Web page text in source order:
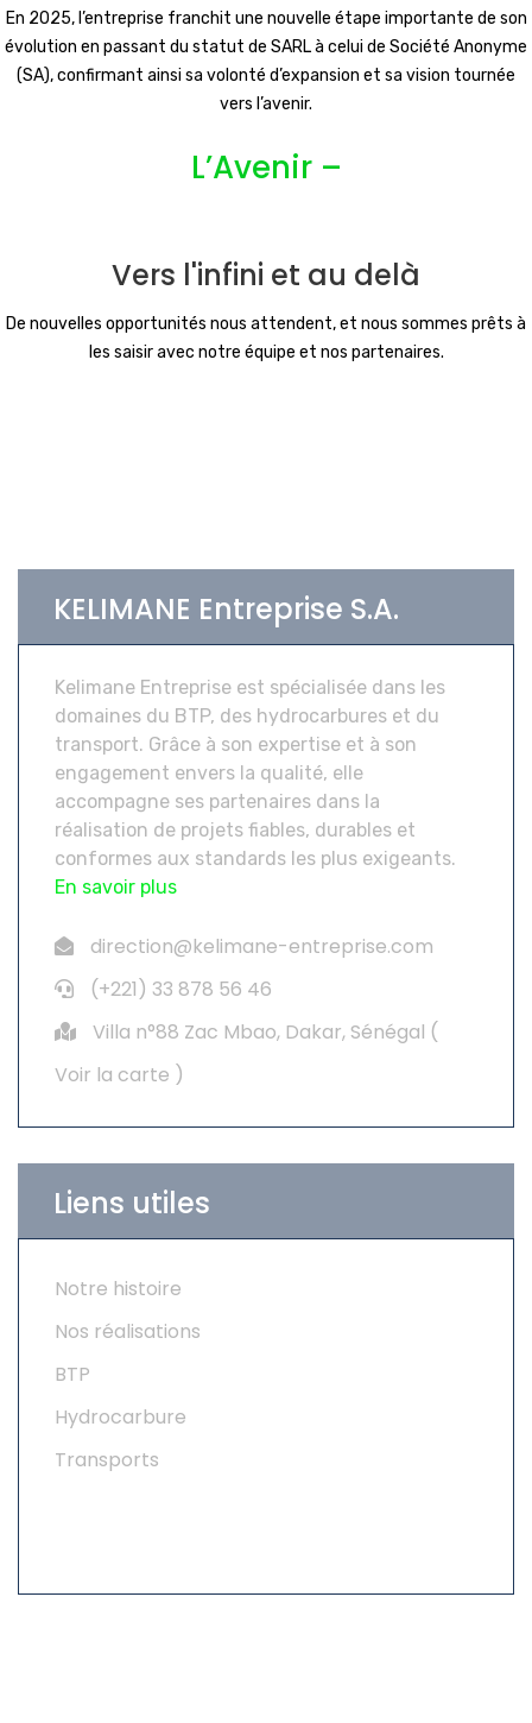
En 2025, l’entreprise franchit une nouvelle étape importante de son
évolution en passant du statut de SARL à celui de Société Anonyme
(SA), confirmant ainsi sa volonté d’expansion et sa vision tournée
vers l’avenir.
L’Avenir –
Vers l'infini et au delà
De nouvelles opportunités nous attendent, et nous sommes prêts à
les saisir avec notre équipe et nos partenaires.
KELIMANE Entreprise S.A.
Kelimane Entreprise est spécialisée dans les
domaines du BTP, des hydrocarbures et du
transport. Grâce à son expertise et à son
engagement envers la qualité, elle
accompagne ses partenaires dans la
réalisation de projets fiables, durables et
conformes aux standards les plus exigeants.
En savoir plus
direction@kelimane-entreprise.com
(+221) 33 878 56 46
Villa n°88 Zac Mbao, Dakar, Sénégal (
Voir la carte )
Liens utiles
Notre histoire
Nos réalisations
BTP
Hydrocarbure
Transports